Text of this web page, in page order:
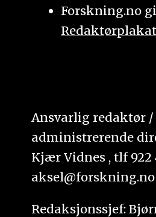
Forskning.no
Ansvarlig redaktør /
administrerende
Kjær Vidnes , tlf 922
aksel@forskning.no
Redaksjonssjef: